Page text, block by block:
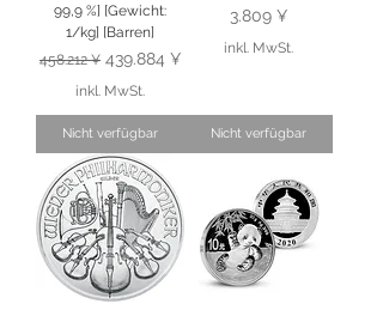
99,9 %] [Gewicht:
1/kg] [Barren]
Standardpreis
458.212 ¥ Sale-Preis
439.884 ¥
inkl. MwSt.
Nicht verfügbar
Preis
3.809 ¥
inkl. MwSt.
Nicht verfügbar